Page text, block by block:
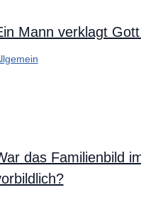
Mann verklagt
das Familienbild